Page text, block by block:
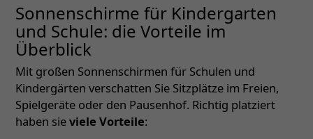
Sonnenschirme für Kindergarten
und Schule: die Vorteile im
Überblick
Mit großen Sonnenschirmen für Schulen und
Kindergärten verschatten Sie Sitzplätze im Freien,
Spielgeräte oder den Pausenhof. Richtig platziert
haben sieviele Vorteile: